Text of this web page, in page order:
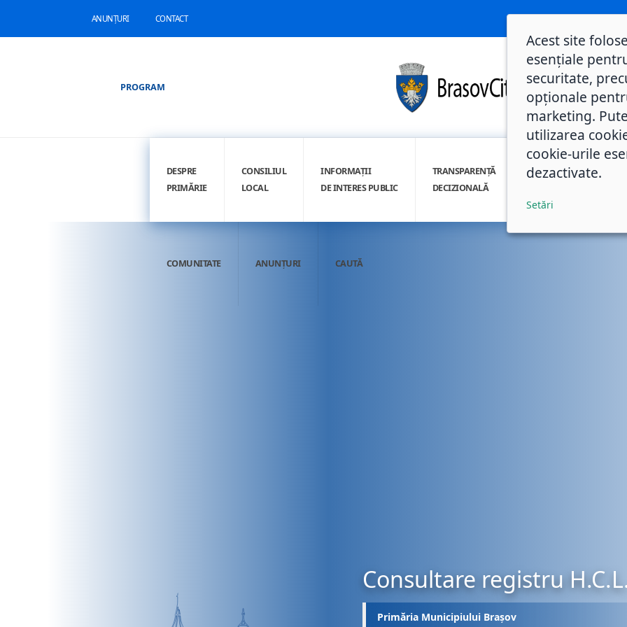
ANUNȚURI CONTACT
PROGRAM
DESPRE
PRIMĂRIE
CONSILIUL
LOCAL
INFORMAȚII
DE INTERES PUBLIC
TRANSPARENȚĂ
DECIZIONALĂ
INTEGRITATE
COMUNITATE ANUNȚURI CAUTĂ
Consultare registru
Primăria Municipiului Brașov
Acest site
esențiale
securitate,
opționale
marketing.
utilizarea
cookie-urile
dezactivate.
Setări